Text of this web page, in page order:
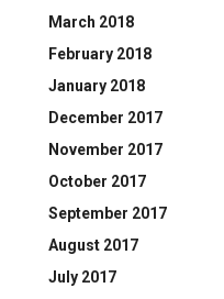
March 2018
February 2018
January 2018
December 2017
November 2017
October 2017
September 2017
August 2017
July 2017